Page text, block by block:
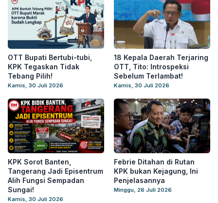
OTT Bupati Bertubi-tubi,
KPK Tegaskan Tidak
Tebang Pilih!
Kamis, 30 Juli 2026
18 Kepala Daerah Terjaring
OTT, Tito: Introspeksi
Sebelum Terlambat!
Kamis, 30 Juli 2026
KPK Sorot Banten,
Tangerang Jadi Episentrum
Alih Fungsi Sempadan
Sungai!
Kamis, 30 Juli 2026
Febrie Ditahan di Rutan
KPK bukan Kejagung, Ini
Penjelasannya
Minggu, 26 Juli 2026